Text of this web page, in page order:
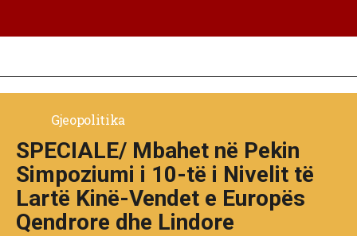
Gjeopolitika
SPECIALE/ Mbahet në Pekin
Simpoziumi i 10-të i Nivelit të
Lartë Kinë-Vendet e Europës
Qendrore dhe Lindore